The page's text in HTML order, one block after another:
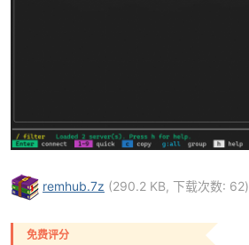
解
remhub.7z (290.2 KB, 下载次数: 62)
免费评分